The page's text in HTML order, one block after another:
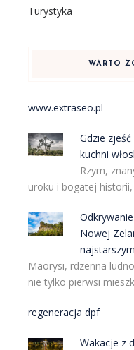
Turystyka
WARTO
www.extraseo.pl
Gdzie
kuchni
Rzym,
uroku i bogatej
Nowej
Maorysi, rdzenna
nie tylko pierwsi
regeneracja dpf
Wakacje z